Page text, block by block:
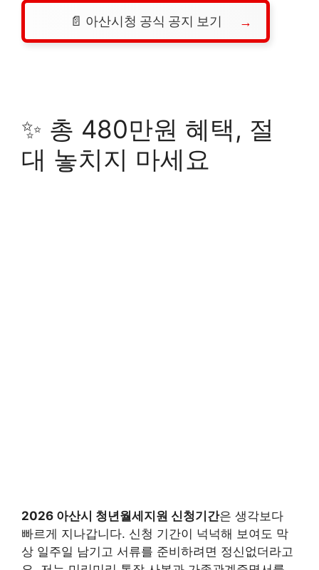
📄 아산시청 공식 공지 보기
✨ 총 480만원 혜택, 절
대 놓치지 마세요
2026 아산시 청년월세지원 신청기간은 생각보다
빠르게 지나갑니다. 신청 기간이 넉넉해 보여도 막
상 일주일 남기고 서류를 준비하려면 정신없더라고